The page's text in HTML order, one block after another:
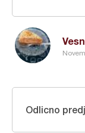
Odlicno